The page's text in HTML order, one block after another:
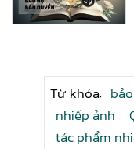
Từ khóa:
nhiếp ảnh
tác phẩm